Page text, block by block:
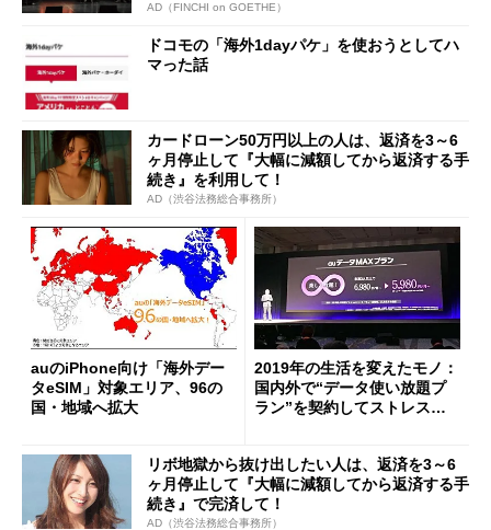
AD（FINCHI on GOETHE）
ドコモの「海外1dayパケ」を使おうとしてハ
マった話
カードローン50万円以上の人は、返済を3～6
ヶ月停止して『大幅に減額してから返済する手
続き』を利用して！
AD（渋谷法務総合事務所）
auのiPhone向け「海外デー
タeSIM」対象エリア、96の
国・地域へ拡大
2019年の生活を変えたモノ：
国内外で“データ使い放題プ
ラン”を契約してストレスフ
リボ地獄から抜け出したい人は、返済を3～6
ヶ月停止して『大幅に減額してから返済する手
続き』で完済して！
AD（渋谷法務総合事務所）